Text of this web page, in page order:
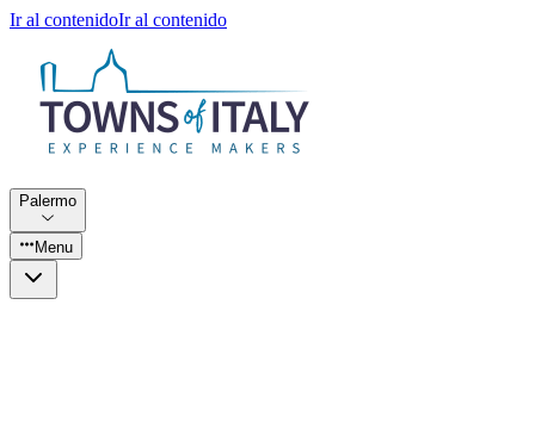
Ir al contenidoIr al contenido
Palermo
Menu